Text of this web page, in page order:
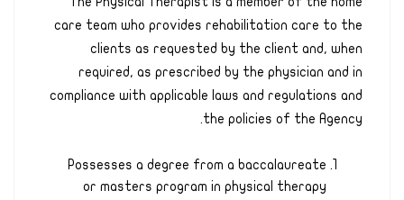
care team who provides rehabilitation care to the
clients as requested by the client and, when
required, as prescribed by the physician and in
compliance with applicable laws and regulations and
the policies of the Agency.
Possesses a degree from a baccalaureate
or masters program in physical therapy